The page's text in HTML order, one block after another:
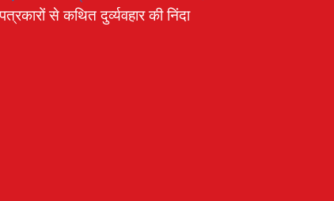
से कथित दुर्व्यवहार की निंदा